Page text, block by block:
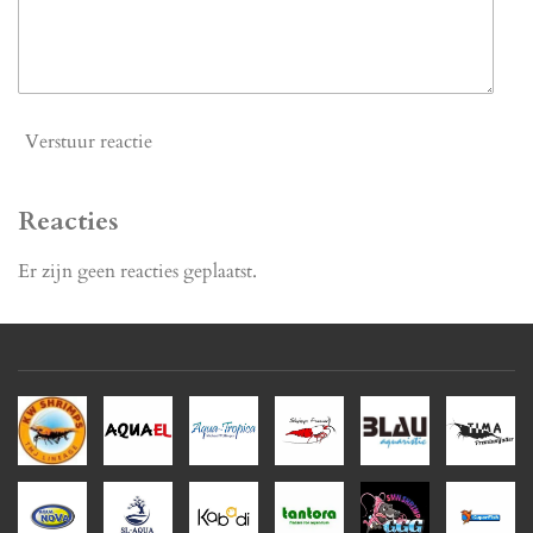
Verstuur reactie
Reacties
Er zijn geen reacties geplaatst.